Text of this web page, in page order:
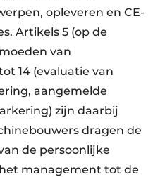
opleveren en CE-
Artikels 5 (op de
van
14 (evaluatie van
aangemelde
zijn daarbij
dragen de
de persoonlijke
management tot de